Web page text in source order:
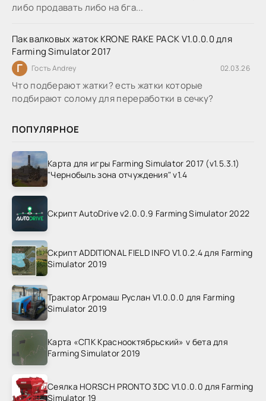
либо продавать либо на бга...
Пак валковых жаток KRONE RAKE PACK V1.0.0.0 для
Farming Simulator 2017
Г Гость Andrey 02.03.26
Что подберают жатки? есть жатки которые
подбирают солому для переработки в сечку?
ПОПУЛЯРНОЕ
Карта для игры Farming Simulator 2017 (v1.5.3.1)
"Чернобыль зона отчуждения" v1.4
Скрипт AutoDrive v2.0.0.9 Farming Simulator 2022
Скрипт ADDITIONAL FIELD INFO V1.0.2.4 для Farming
Simulator 2019
Трактор Агромаш Руслан V1.0.0.0 для Farming
Simulator 2019
Карта «СПК Краснооктябрьский» v бета для
Farming Simulator 2019
Сеялка HORSCH PRONTO 3DC V1.0.0.0 для Farming
Simulator 19